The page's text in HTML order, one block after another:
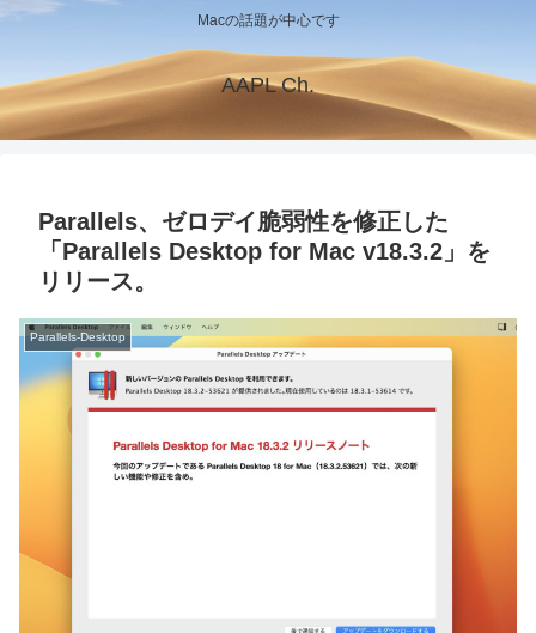
Macの話題が中心です
AAPL Ch.
Parallels、ゼロデイ脆弱性を修正した
「Parallels Desktop for Mac v18.3.2」を
リリース。
Parallels-Desktop